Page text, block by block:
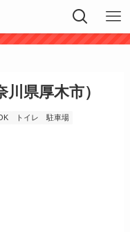
県厚木市）
トイレ 駐車場